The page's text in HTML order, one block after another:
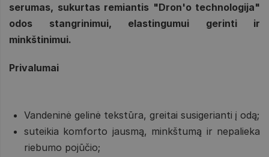
serumas, sukurtas remiantis "Dron'o technologija"
odos stangrinimui, elastingumui gerinti ir
minkštinimui.
Privalumai
Vandeninė gelinė tekstūra, greitai susigerianti į odą;
suteikia komforto jausmą, minkštumą ir nepalieka
riebumo pojūčio;